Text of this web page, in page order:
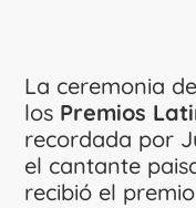
La ceremonia
los Premios
recordada por
el cantante
recibió el